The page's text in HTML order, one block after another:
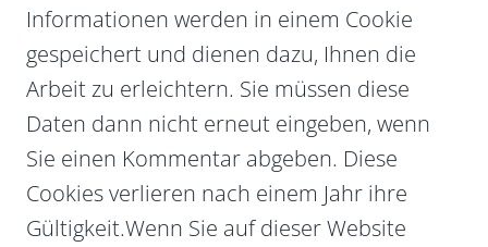
Informationen werden in einem Cookie
gespeichert und dienen dazu, Ihnen die
Arbeit zu erleichtern. Sie müssen diese
Daten dann nicht erneut eingeben, wenn
Sie einen Kommentar abgeben. Diese
Cookies verlieren nach einem Jahr ihre
Gültigkeit.Wenn Sie auf dieser Website